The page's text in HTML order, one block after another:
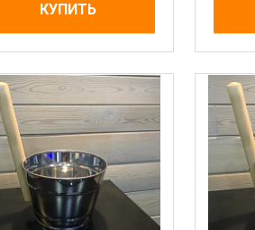
КУПИТЬ